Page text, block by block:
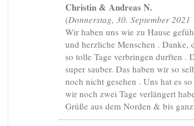
Christin & Andreas N.
(Donnerstag, 30. September 2021
Wir haben uns wie zu Hause
und herzliche Menschen . Danke,
so tolle Tage verbringen durften .
super sauber. Das haben wir so
noch nicht gesehen . Uns hat es
wir noch zwei Tage verlängert
Grüße aus dem Norden & bis